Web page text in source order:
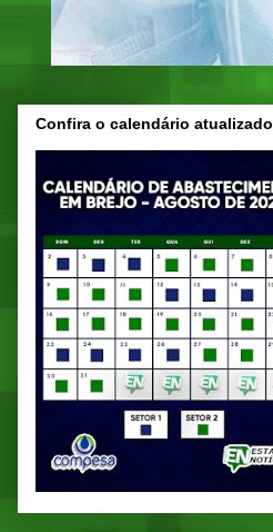
Confira o calendário atualizado